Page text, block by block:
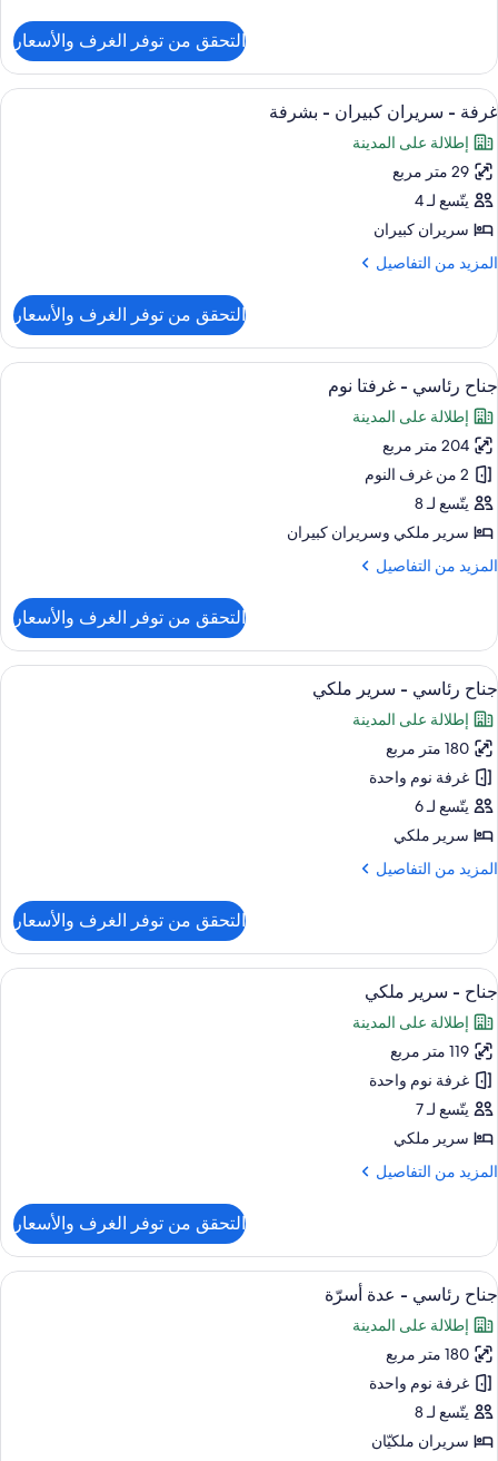
غرفة
سرير
ملكي
-
بشرفة
التحقق من توفر الغرف والأسعار
استعراض
جميع
صور
غرفة
-
سريران
كبيران
أغطية فراش متميزة وألحفة محشوة
8
غرفة - سريران كبيران - بشرفة
إطلالة على المدينة
29 متر مربع
يتّسع لـ 4
سريران كبيران
المزيد من التفاصيل
المزيد
غرفة
سريران
كبيران
-
بشرفة
التحقق من توفر الغرف والأسعار
استعراض
جميع
صور
جناح
رئاسي
-
غرفتا
نوم
أغطية فراش متميزة وألحفة محشوة
7
جناح رئاسي - غرفتا نوم
إطلالة على المدينة
204 متر مربع
2 من غرف النوم
يتّسع لـ 8
سرير ملكي‫‬ وسريران كبيران
المزيد من التفاصيل
المزيد
جناح
رئاسي
-
غرفتا
نوم
التحقق من توفر الغرف والأسعار
استعراض
جميع
صور
جناح
رئاسي
-
سرير
ملكي
16
جناح رئاسي - سرير ملكي
إطلالة على المدينة
180 متر مربع
غرفة نوم واحدة
يتّسع لـ 6
سرير ملكي
المزيد من التفاصيل
المزيد
جناح
رئاسي
-
سرير
ملكي
التحقق من توفر الغرف والأسعار
استعراض
جميع
صور
جناح
-
سرير
ملكي
أغطية فراش متميزة وألحفة محشوة
8
جناح - سرير ملكي
إطلالة على المدينة
119 متر مربع
غرفة نوم واحدة
يتّسع لـ 7
سرير ملكي
المزيد من التفاصيل
المزيد
جناح
سرير
ملكي
التحقق من توفر الغرف والأسعار
استعراض
جميع
صور
جناح
رئاسي
-
عدة
أغطية فراش متميزة وألحفة محشوة
11
جناح رئاسي - عدة أسرّة
إطلالة على المدينة
180 متر مربع
غرفة نوم واحدة
يتّسع لـ 8
سريران ملكيّان